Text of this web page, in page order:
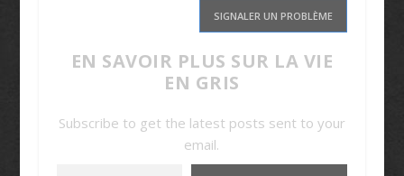
SIGNALER UN PROBLÈME
EN SAVOIR PLUS SUR LA VIE
EN GRIS
Subscribe to get the latest posts sent to your
email.